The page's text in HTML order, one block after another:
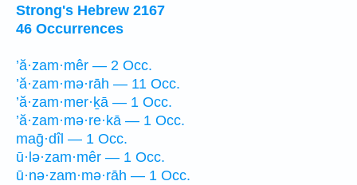
Strong's Hebrew 2167
46 Occurrences
’ă·zam·mêr — 2 Occ.
’ă·zam·mə·rāh — 11 Occ.
’ă·zam·mer·ḵā — 1 Occ.
’ă·zam·mə·re·kā — 1 Occ.
maḡ·dîl — 1 Occ.
ū·lə·zam·mêr — 1 Occ.
ū·nə·zam·mə·rāh — 1 Occ.